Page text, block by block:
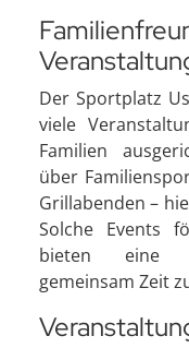
Der Sportplatz
viele
Familien
über
Grillabenden –
Solche Events
bieten eine
gemeinsam Zeit